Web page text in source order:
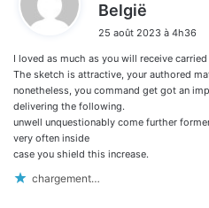
België
t
25 août 2023 à 4h36
I loved as much as you will receive
The sketch is attractive, your authored
nonetheless, you command get got an
delivering the following.
unwell unquestionably come further
very often inside
case you shield this increase.
chargement…